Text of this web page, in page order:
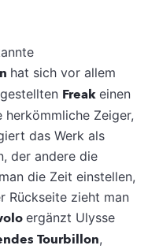
hat sich vor allem
Freak einen
herkömmliche Zeiger,
das Werk als
der andere die
die Zeit einstellen,
Rückseite zieht man
ergänzt Ulysse
Tourbillon,